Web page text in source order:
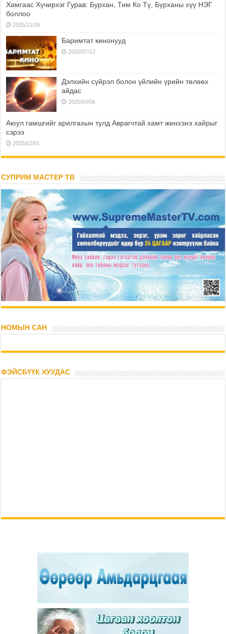
Хамгаас Хүчирхэг Гурав: Бурхан, Тим Ко Тү, Бурханы хүү НЭГ
боллоо
2025/11/28
Баримтат кинонууд
2025/07/12
Дэлхийн сүйрэл болон үйлийн үрийн төлөөх
айдас
2025/04/06
Аюул гамшгийг арилгахын тулд Аврагчтай хамт жинхэнэ хайрыг
сэрээ
2025/02/01
СУПРИМ МАСТЕР ТВ
НОМЫН САН
ФЭЙСБҮҮК ХУУДАС